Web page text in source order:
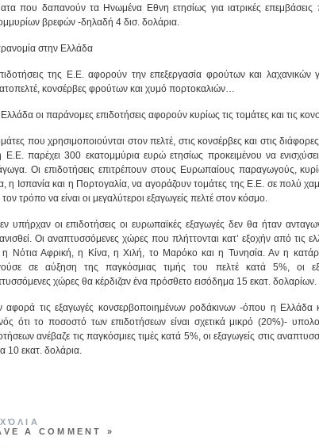
που δαπανούν τα Ηνωμένα Εθνη ετησίως για ιατρικές
βρεφών -δηλαδή 4 δισ. δολάρια.
στην Ελλάδα
της Ε.Ε. αφορούν την επεξεργασία φρούτων και λαχανικών
κονσέρβες φρούτων και χυμό πορτοκαλιών…
οι παράνομες επιδοτήσεις αφορούν κυρίως τις τομάτες και τις
που χρησιμοποιούνται στον πελτέ, στις κονσέρβες και στις
Ε.Ε. παρέχει 300 εκατομμύρια ευρώ ετησίως προκειμένου να
Οι επιδοτήσεις επιτρέπουν στους Ευρωπαίους παραγωγούς,
η Ισπανία και η Πορτογαλία, να αγοράζουν τομάτες της Ε.Ε. σε πολύ
τρόπο να είναι οι μεγαλύτεροι εξαγωγείς πελτέ στον κόσμο.
υπήρχαν οι επιδοτήσεις οι ευρωπαϊκές εξαγωγές δεν θα ήταν
Οι αναπτυσσόμενες χώρες που πλήττονται κατ’ εξοχήν από τις
η Νότια Αφρική, η Κίνα, η Χιλή, το Μαρόκο και η Τυνησία. Αν η
σε αύξηση της παγκόσμιας τιμής του πελτέ κατά 5%, οι
χώρες θα κέρδιζαν ένα πρόσθετο εισόδημα 15 εκατ. δολαρίων.
αφορά τις εξαγωγές κονσερβοποιημένων ροδάκινων -όπου η Ελλάδα
ότι το ποσοστό των επιδοτήσεων είναι σχετικά μικρό (20%)-
ανέβαζε τις παγκόσμιες τιμές κατά 5%, οι εξαγωγείς στις
10 εκατ. δολάρια.
A COMMENT »